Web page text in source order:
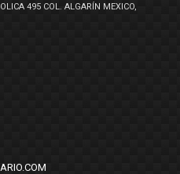
495 COL. ALGARÍN MEXICO,